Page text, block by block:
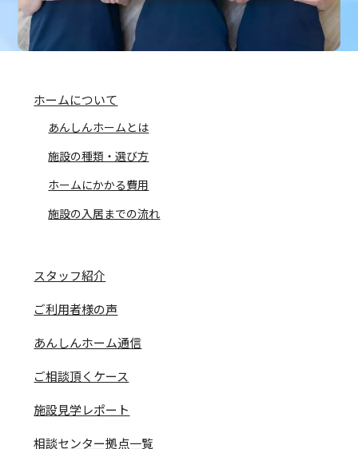
ホームについて
あんしんホームとは
施設の種類・選び方
ホームにかかる費用
施設の入居までの流れ
スタッフ紹介
ご利用者様の声
あんしんホーム通信
ご相談頂くケース
施設見学レポート
相談センター拠点一覧